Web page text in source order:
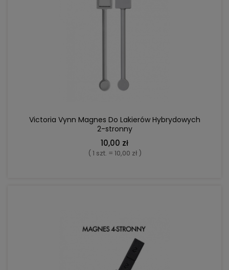
Victoria Vynn Magnes Do Lakierów Hybrydowych
2-stronny
10,00 zł
( 1 szt. = 10,00 zł )